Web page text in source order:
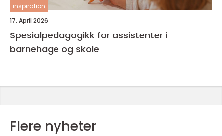
inspiration
17. April 2026
Spesialpedagogikk for assistenter i
barnehage og skole
Flere nyheter